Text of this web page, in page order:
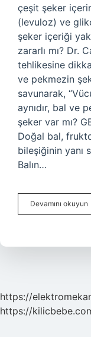
çeşit şeker
(levuloz) ve
şeker içeriği
zararlı mı? Dr.
tehlikesine
ve pekmezin
savunarak,
aynıdır, bal ve
şeker var mı?
Doğal bal,
bileşiğinin yanı
Balın…
Devamını okuyun
https://
https://